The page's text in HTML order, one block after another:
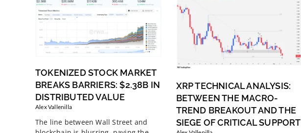
TOKENIZED STOCK MARKET
BREAKS BARRIERS: $2.38B IN
DISTRIBUTED VALUE
Alex Vallenilla
The line between Wall Street and
XRP TECHNICAL ANALYSIS:
BETWEEN THE MACRO-
TREND BREAKOUT AND THE
SIEGE OF CRITICAL SUPPORT